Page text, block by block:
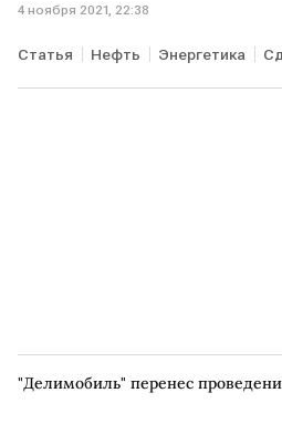
4 ноября 2021, 22:38
Статья Нефть Энергетика
США ОПЕК
"Делимобиль" перенес